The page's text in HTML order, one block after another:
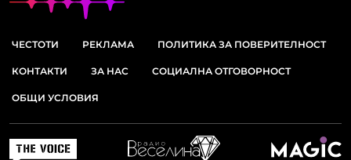
ЧЕСТОТИ РЕКЛАМА ПОЛИТИКА ЗА ПОВЕРИТЕЛНОСТ
КОНТАКТИ ЗА НАС СОЦИАЛНА ОТГОВОРНОСТ
ОБЩИ УСЛОВИЯ